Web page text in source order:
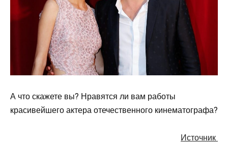
А что скажете вы? Нравятся ли вам работы
красивейшего актера отечественного кинематографа?
Источник